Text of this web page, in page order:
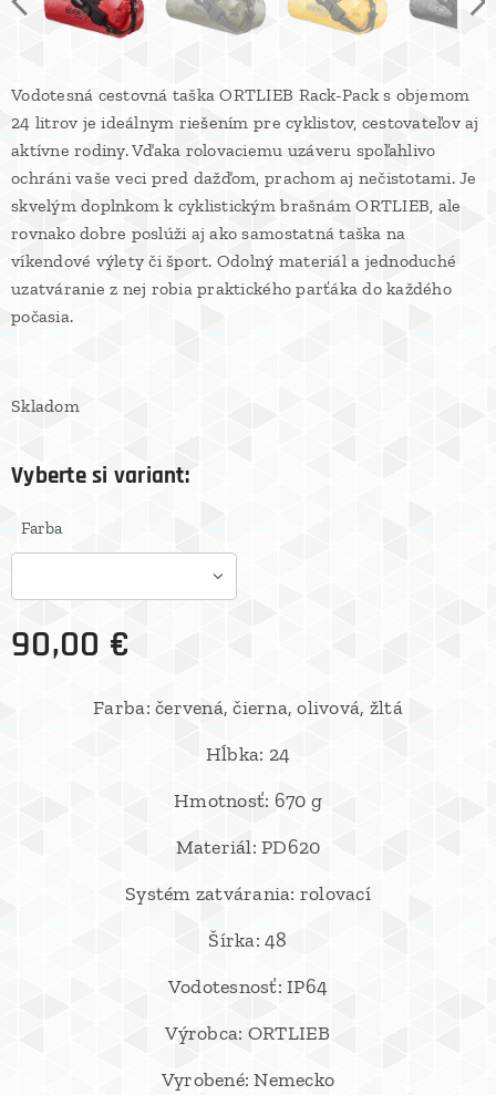
Vodotesná cestovná taška ORTLIEB Rack-Pack s objemom
24 litrov je ideálnym riešením pre cyklistov, cestovateľov aj
aktívne rodiny. Vďaka rolovaciemu uzáveru spoľahlivo
ochráni vaše veci pred dažďom, prachom aj nečistotami. Je
skvelým doplnkom k cyklistickým brašnám ORTLIEB, ale
rovnako dobre poslúži aj ako samostatná taška na
víkendové výlety či šport. Odolný materiál a jednoduché
uzatváranie z nej robia praktického parťáka do každého
počasia.
Skladom
Vyberte si variant:
Farba
90,00 €
Farba: červená, čierna, olivová, žltá
Hĺbka: 24
Hmotnosť: 670 g
Materiál: PD620
Systém zatvárania: rolovací
Šírka: 48
Vodotesnosť: IP64
Výrobca: ORTLIEB
Vyrobené: Nemecko